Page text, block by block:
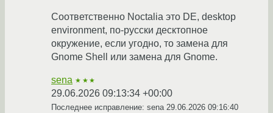
Соответственно Noctalia это DE, desktop
environment, по-русски десктопное
окружение, если угодно, то замена для
Gnome Shell или замена для Gnome.
sena ★★★
29.06.2026 09:13:34 +00:00
Последнее исправление: sena 29.06.2026 09:16:40